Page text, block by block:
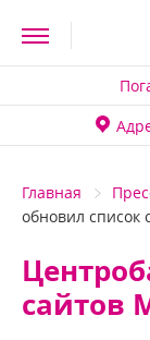
Главная
обновил
сайтов